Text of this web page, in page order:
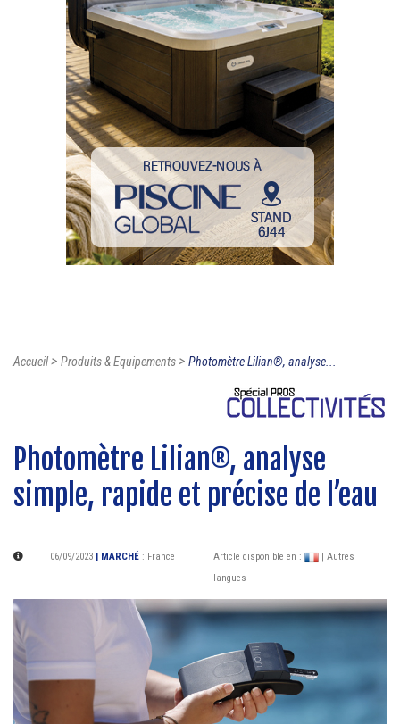
Accueil> Produits & Equipements> Photomètre Lilian®, analyse...
Photomètre Lilian®, analyse
simple, rapide et précise de l’eau
06/09/2023 | MARCHÉ : France Article disponible en :
| Autres
langues